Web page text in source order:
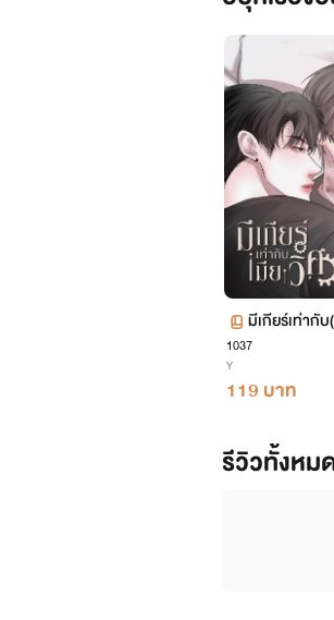
ณ ตอนนี้ เราไม่
และ
มีเกียร์เท่ากั
1037
Y
119 บาท
รีวิวทั้งหม